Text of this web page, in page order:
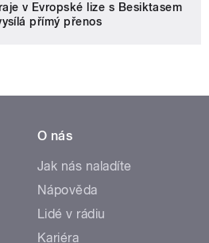
v Evropské lize s Besiktasem
přímý přenos
O nás
Jak nás naladíte
Nápověda
Lidé v rádiu
Kariéra